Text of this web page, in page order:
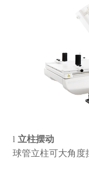
l 立柱摆动
球管立柱可大角度